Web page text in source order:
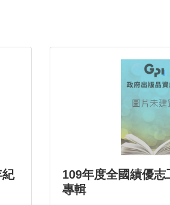
紀
109年度全國績優志
專輯